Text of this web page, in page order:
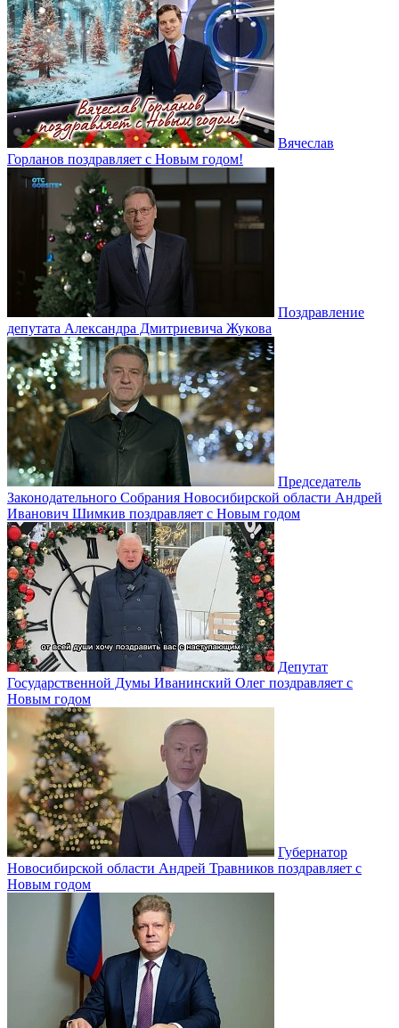
Вячеслав
Горланов поздравляет с Новым годом!
Поздравление
депутата Александра Дмитриевича Жукова
Председатель
Законодательного Собрания Новосибирской области Андрей
Иванович Шимкив поздравляет с Новым годом
Депутат
Государственной Думы Иванинский Олег поздравляет с
Новым годом
Губернатор
Новосибирской области Андрей Травников поздравляет с
Новым годом